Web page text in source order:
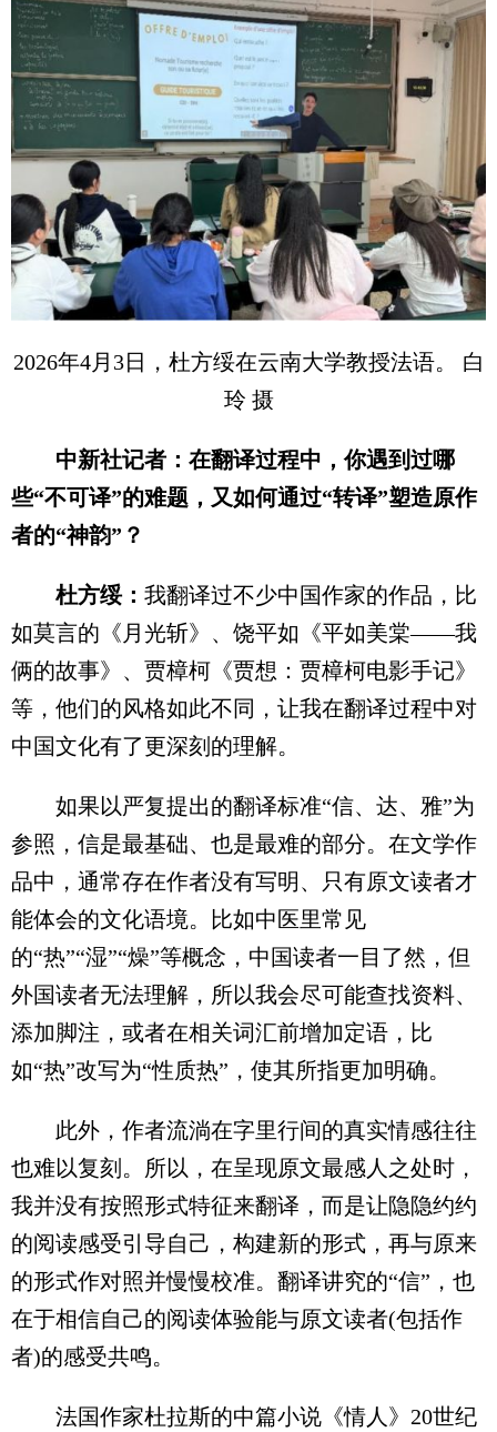
2026年4月3日，杜方绥在云南大学教授法语。 白
玲 摄
中新社记者：在翻译过程中，你遇到过哪
些“不可译”的难题，又如何通过“转译”塑造原作
者的“神韵”？
杜方绥： 我翻译过不少中国作家的作品，比
如莫言的《月光斩》、饶平如《平如美棠——我
俩的故事》、贾樟柯《贾想：贾樟柯电影手记》
等，他们的风格如此不同，让我在翻译过程中对
中国文化有了更深刻的理解。
如果以严复提出的翻译标准“信、达、雅”为
参照，信是最基础、也是最难的部分。在文学作
品中，通常存在作者没有写明、只有原文读者才
能体会的文化语境。比如中医里常见
的“热”“湿”“燥”等概念，中国读者一目了然，但
外国读者无法理解，所以我会尽可能查找资料、
添加脚注，或者在相关词汇前增加定语，比
如“热”改写为“性质热”，使其所指更加明确。
此外，作者流淌在字里行间的真实情感往往
也难以复刻。所以，在呈现原文最感人之处时，
我并没有按照形式特征来翻译，而是让隐隐约约
的阅读感受引导自己，构建新的形式，再与原来
的形式作对照并慢慢校准。翻译讲究的“信”，也
在于相信自己的阅读体验能与原文读者(包括作
者)的感受共鸣。
法国作家杜拉斯的中篇小说《情人》20世纪